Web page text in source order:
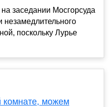
заседании Мосгорсуда
незамедлительного
поскольку Лурье
комнате, можем